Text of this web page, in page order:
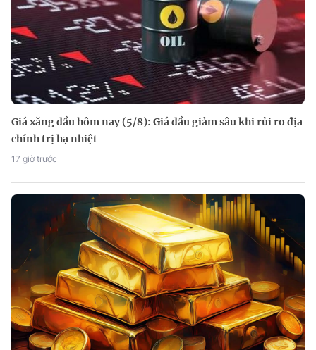
Giá xăng dầu hôm nay (5/8): Giá dầu giảm sâu khi rủi ro địa
chính trị hạ nhiệt
17 giờ trước